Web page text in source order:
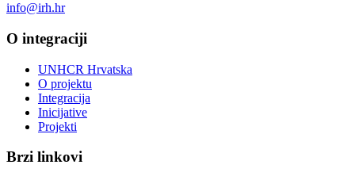
info@irh.hr
O integraciji
UNHCR Hrvatska
O projektu
Integracija
Inicijative
Projekti
Brzi linkovi